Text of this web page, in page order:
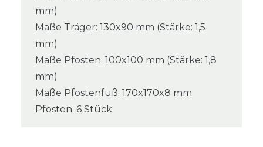
mm)
Maße Träger: 130x90 mm (Stärke: 1,5
mm)
Maße Pfosten: 100x100 mm (Stärke: 1,8
mm)
Maße Pfostenfuß: 170x170x8 mm
Pfosten: 6 Stück